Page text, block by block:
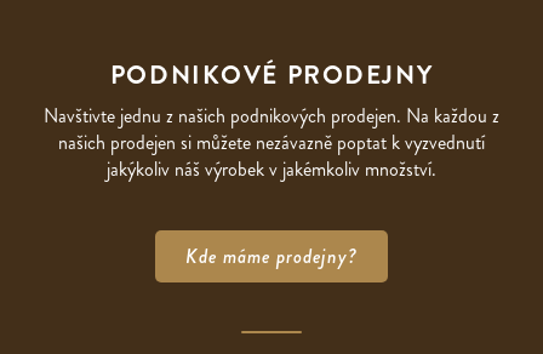
PODNIKOVÉ PRODEJNY
Navštivte jednu z našich podnikových prodejen. Na každou z
našich prodejen si můžete nezávazně poptat k vyzvednutí
jakýkoliv náš výrobek v jakémkoliv množství.
Kde máme prodejny?